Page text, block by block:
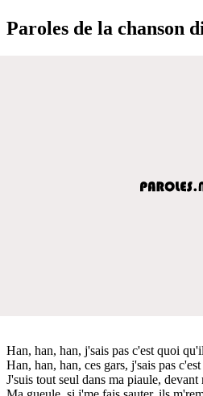
Paroles de la chanson
Han, han, han, j'sais pas c'est quoi
Han, han, han, ces gars, j'sais pas
J'suis tout seul dans ma piaule,